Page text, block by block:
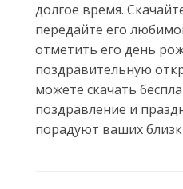
долгое время.
передайте его
отметить его день
поздравительную
можете скачать
поздравление и
порадуют ваших